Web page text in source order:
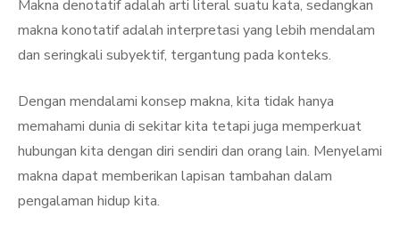
Makna denotatif adalah arti literal suatu kata, sedangkan
makna konotatif adalah interpretasi yang lebih mendalam
dan seringkali subyektif, tergantung pada konteks.
Dengan mendalami konsep makna, kita tidak hanya
memahami dunia di sekitar kita tetapi juga memperkuat
hubungan kita dengan diri sendiri dan orang lain. Menyelami
makna dapat memberikan lapisan tambahan dalam
pengalaman hidup kita.